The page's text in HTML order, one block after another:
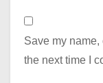
Save my
the next time I